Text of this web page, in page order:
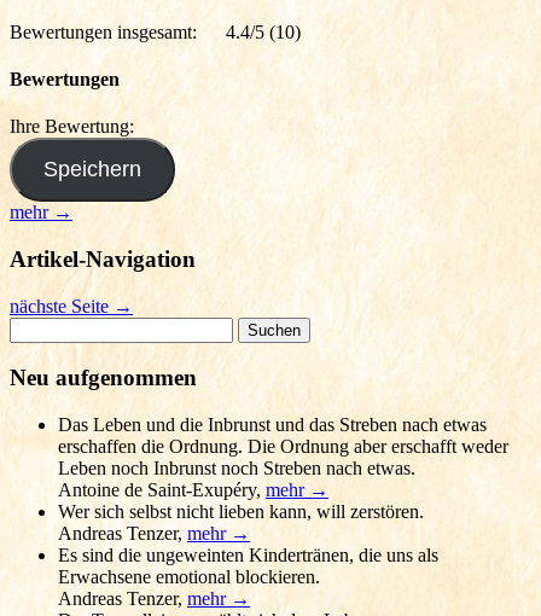
Bewertungen insgesamt: 4.4/5 (10)
Bewertungen
Ihre Bewertung:
mehr →
Artikel-Navigation
nächste Seite →
nach:
Neu aufgenommen
Das Leben und die Inbrunst und das Streben nach etwas
erschaffen die Ordnung. Die Ordnung aber erschafft weder
Leben noch Inbrunst noch Streben nach etwas.
Antoine de Saint-Exupéry, mehr →
Wer sich selbst nicht lieben kann, will zerstören.
Andreas Tenzer, mehr →
Es sind die ungeweinten Kindertränen, die uns als
Erwachsene emotional blockieren.
Andreas Tenzer, mehr →